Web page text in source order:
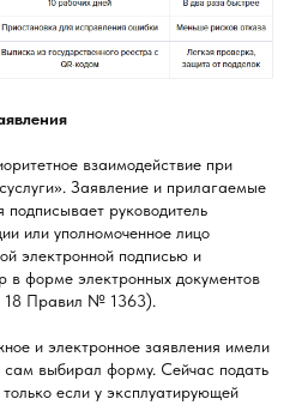
взаимодействие при
Заявление и прилагаемые
руководитель
или уполномоченное лицо
электронной подписью и
в форме электронных документов
18 Правил № 1363).
и электронное заявления имели
выбирал форму. Сейчас подать
если у эксплуатирующей